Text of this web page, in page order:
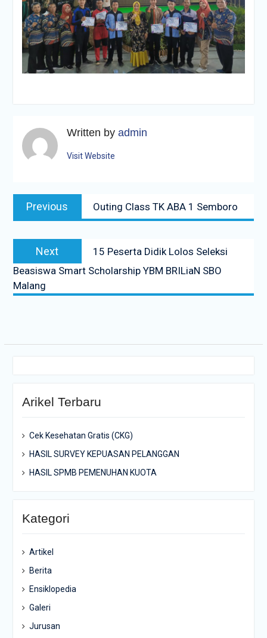
Written by admin
Visit Website
Navigasi
posPrevious
post:
Outing Class TK ABA 1 Semboro
Next
post:
15 Peserta Didik Lolos Seleksi
Beasiswa Smart Scholarship YBM BRILiaN SBO
Malang
Arikel Terbaru
Cek Kesehatan Gratis (CKG)
HASIL SURVEY KEPUASAN PELANGGAN
HASIL SPMB PEMENUHAN KUOTA
Kategori
Artikel
Berita
Ensiklopedia
Galeri
Jurusan